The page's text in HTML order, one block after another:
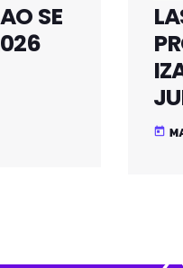
SE
today